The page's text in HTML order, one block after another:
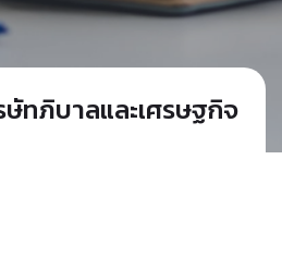
ทภิบาลและเศรษฐกิจ